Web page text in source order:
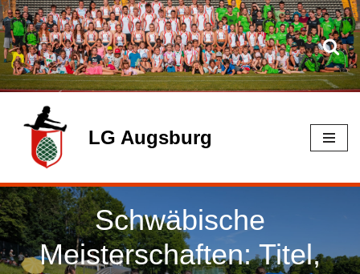
Zum
Inhalt
springen
LG Augsburg
Schwäbische
Meisterschaften: Titel,